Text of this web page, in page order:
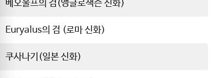
베오울프의 검(앵글로색슨 신화)
Euryalus의 검 (로마 신화)
쿠사나기(일본 신화)